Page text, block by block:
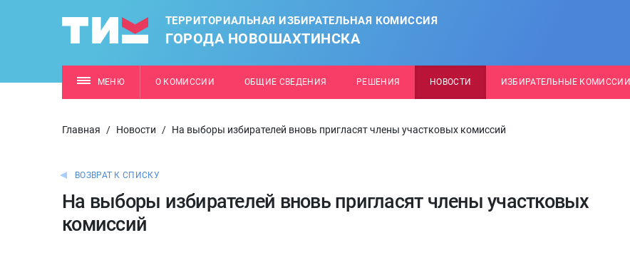
ТЕРРИТОРИАЛЬНАЯ ИЗБИРАТЕЛЬНАЯ КОМИССИЯ
ГОРОДА НОВОШАХТИНСКА
МЕНЮ О КОМИССИИ ОБЩИЕ СВЕДЕНИЯ РЕШЕНИЯ НОВОСТИ ИЗБИРАТЕЛЬНЫЕ КОМИССИИ
Главная / Новости / На выборы избирателей вновь пригласят члены участковых комиссий
ВОЗВРАТ К СПИСКУ
На выборы избирателей вновь пригласят члены участковых
комиссий